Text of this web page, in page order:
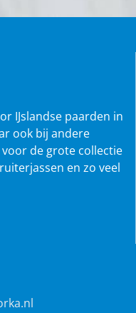
IJslandse paarden in
ook bij andere
de grote collectie
en zo veel